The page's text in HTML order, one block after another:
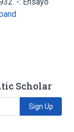
Scholar
Sign Up